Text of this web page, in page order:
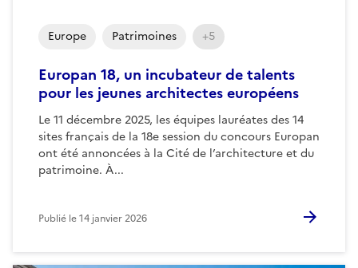
Europan 18, un incubateur de talents
pour les jeunes architectes européens
Le 11 décembre 2025, les équipes lauréates des 14
sites français de la 18e session du concours Europan
ont été annoncées à la Cité de l’architecture et du
patrimoine. À...
Europe Patrimoines +5
Publié le14 janvier 2026